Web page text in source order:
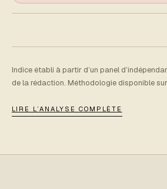
Indice établi à partir d’un panel
de la rédaction. Méthodologie disponible
LIRE L’ANALYSE COMPLÈTE